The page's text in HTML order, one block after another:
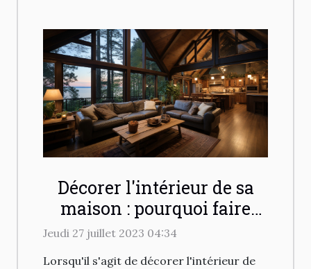
Décorer l'intérieur de sa
maison : pourquoi faire
appel à un ingénieur
Jeudi 27 juillet 2023 04:34
Lorsqu'il s'agit de décorer l'intérieur de